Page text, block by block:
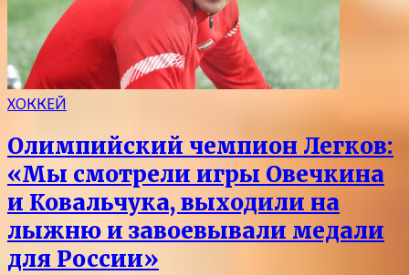
ХОККЕЙ
Олимпийский чемпион Легков:
«Мы смотрели игры Овечкина
и Ковальчука, выходили на
лыжню и завоевывали медали
для России»